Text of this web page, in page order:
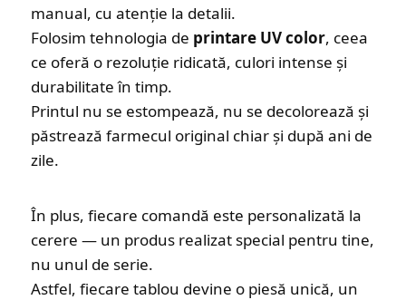
manual, cu atenție la detalii.
Folosim tehnologia de printare UV color, ceea
ce oferă o rezoluție ridicată, culori intense și
durabilitate în timp.
Printul nu se estompează, nu se decolorează și
păstrează farmecul original chiar și după ani de
zile.
În plus, fiecare comandă este personalizată la
cerere — un produs realizat special pentru tine,
nu unul de serie.
Astfel, fiecare tablou devine o piesă unică, un